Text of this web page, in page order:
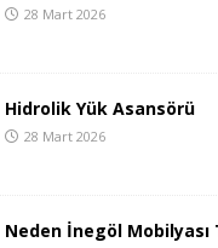
28 Mart 2026
Hidrolik Yük Asansörü
28 Mart 2026
Neden İnegöl